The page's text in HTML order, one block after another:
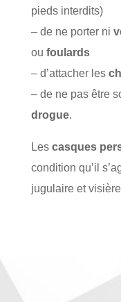
pieds interdits)
– de ne porter ni
ou foulards
– d’attacher les
– de ne pas être
drogue.
Les casques
condition qu’il
jugulaire et